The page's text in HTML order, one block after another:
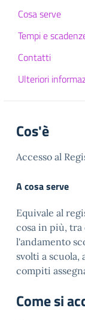
Cosa serve
Tempi e
Contatti
Ulteriori
Cos'è
Accesso al
A cosa serve
Equivale al
cosa in più,
l'andamento
svolti a scuola,
compiti
Come si